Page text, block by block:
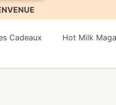
sur toute la boutique
Cadeaux
Hot Milk